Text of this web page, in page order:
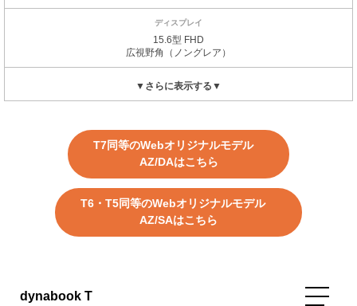
15.6型 FHD
広視野角
（ノングレア）
T7同等のWebオリジナルモデル
AZ/DAはこちら
T6・T5同等のWebオリジナルモデル
AZ/SAはこちら
dynabook T